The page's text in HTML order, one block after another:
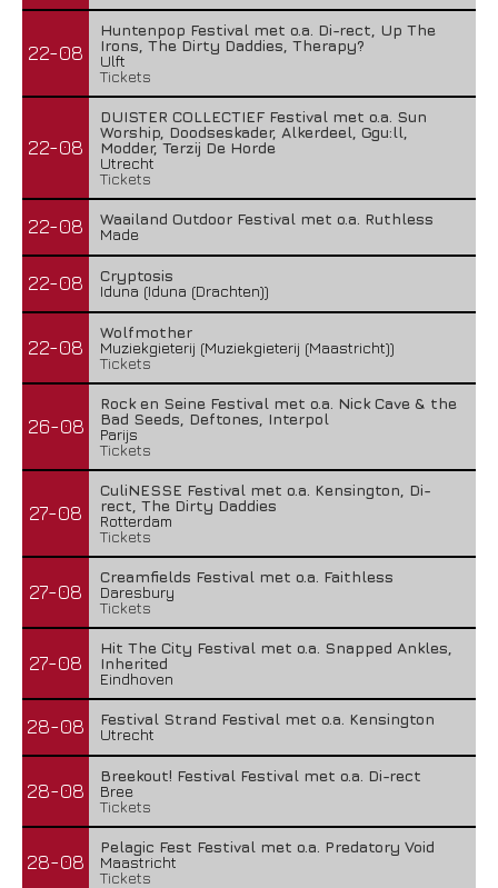
22-08
Huntenpop Festival met o.a. Di-rect, Up The
Irons, The Dirty Daddies, Therapy?
Ulft
Tickets
22-08
DUISTER COLLECTIEF Festival met o.a. Sun
Worship, Doodseskader, Alkerdeel, Ggu:ll,
Modder, Terzij De Horde
Utrecht
Tickets
22-08
Waailand Outdoor Festival met o.a. Ruthless
Made
22-08
Cryptosis
Iduna (Iduna (Drachten))
22-08
Wolfmother
Muziekgieterij (Muziekgieterij (Maastricht))
Tickets
26-08
Rock en Seine Festival met o.a. Nick Cave & the
Bad Seeds, Deftones, Interpol
Parijs
Tickets
27-08
CuliNESSE Festival met o.a. Kensington, Di-
rect, The Dirty Daddies
Rotterdam
Tickets
27-08
Creamfields Festival met o.a. Faithless
Daresbury
Tickets
27-08
Hit The City Festival met o.a. Snapped Ankles,
Inherited
Eindhoven
28-08
Festival Strand Festival met o.a. Kensington
Utrecht
28-08
Breekout! Festival Festival met o.a. Di-rect
Bree
Tickets
28-08
Pelagic Fest Festival met o.a. Predatory Void
Maastricht
Tickets